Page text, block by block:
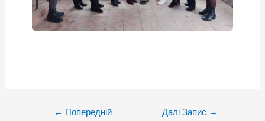
← Попередній
Далі Запис →